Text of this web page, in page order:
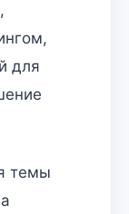
для
темы